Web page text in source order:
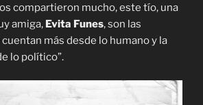
compartieron mucho, este tío, una
amiga, Evita Funes, son las
más desde lo humano y la
lo político”.